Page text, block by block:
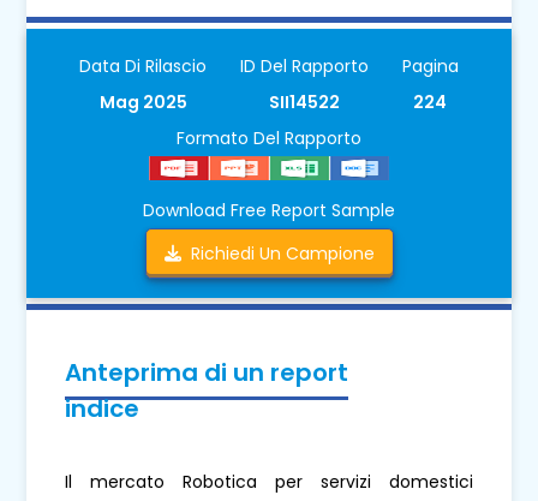
Data Di Rilascio
Mag 2025
ID Del Rapporto
SII14522
Pagina
224
Formato Del Rapporto
Download Free Report Sample
Richiedi Un Campione
Anteprima di un report
indice
Il mercato Robotica per servizi domestici